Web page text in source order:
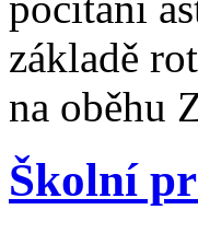
základě
na oběhu
Školní